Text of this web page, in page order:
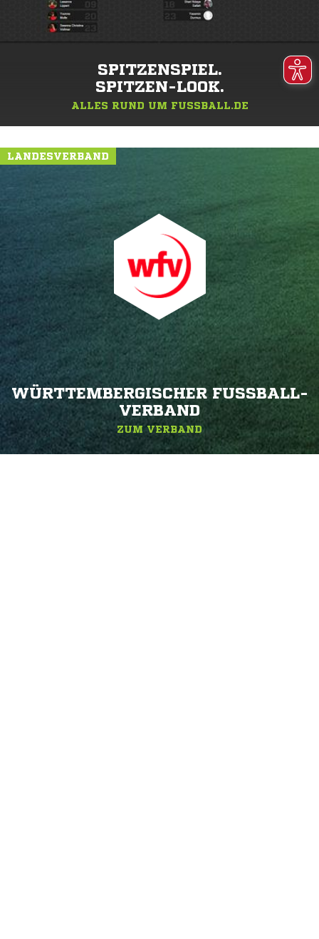
SPITZENSPIEL.
SPITZEN-LOOK.
ALLES RUND UM FUSSBALL.DE
LANDESVERBAND
WÜRTTEMBERGISCHER FUSSBALL-V
ERBAND
ZUM VERBAND